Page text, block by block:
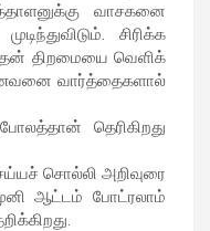
வாசகனை
சிரிக்க
தன் திறமையை வெளிக்
வார்த்தைகளால்
தெரிகிறது
சொல்லி அறிவுரை
ஆட்டம் போட்ரலாம்